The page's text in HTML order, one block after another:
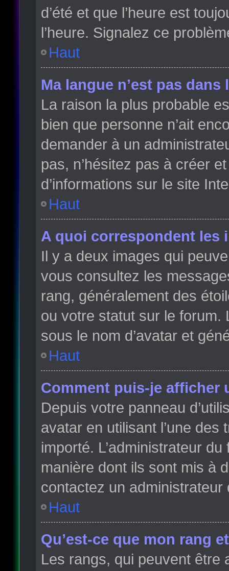
d’été et que l’heure est
l’heure. Signalez ce
Haut
Ma langue n’est pas dans
La raison la plus probable
bien que personne n’ait
demander à un
pas, n’hésitez pas à créer
d’informations sur le site
Haut
A quoi correspondent les
Il y a deux images qui
vous consultez les
rang, généralement des
ou votre statut sur le forum.
sous le nom d’avatar et
Haut
Comment puis-je afficher
Depuis votre panneau
avatar en utilisant l’une
importé. L’administrateur
manière dont ils sont mis à
contactez un administrateur
Haut
Qu’est-ce que mon rang
Les rangs, qui peuvent être